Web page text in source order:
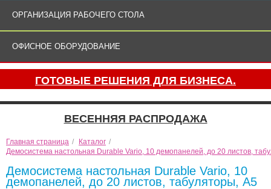
ОРГАНИЗАЦИЯ РАБОЧЕГО СТОЛА
ОФИСНОЕ ОБОРУДОВАНИЕ
ГОТОВЫЕ РЕШЕНИЯ ДЛЯ БИЗНЕСА.
ВЕСЕННЯЯ РАСПРОДАЖА
Главная страница / Каталог /
Демосистема настольная Durable Vario, 10 демопанелей, до 20 листов,
Демосистема настольная Durable Vario, 10
демопанелей, до 20 листов, табуляторы, А5